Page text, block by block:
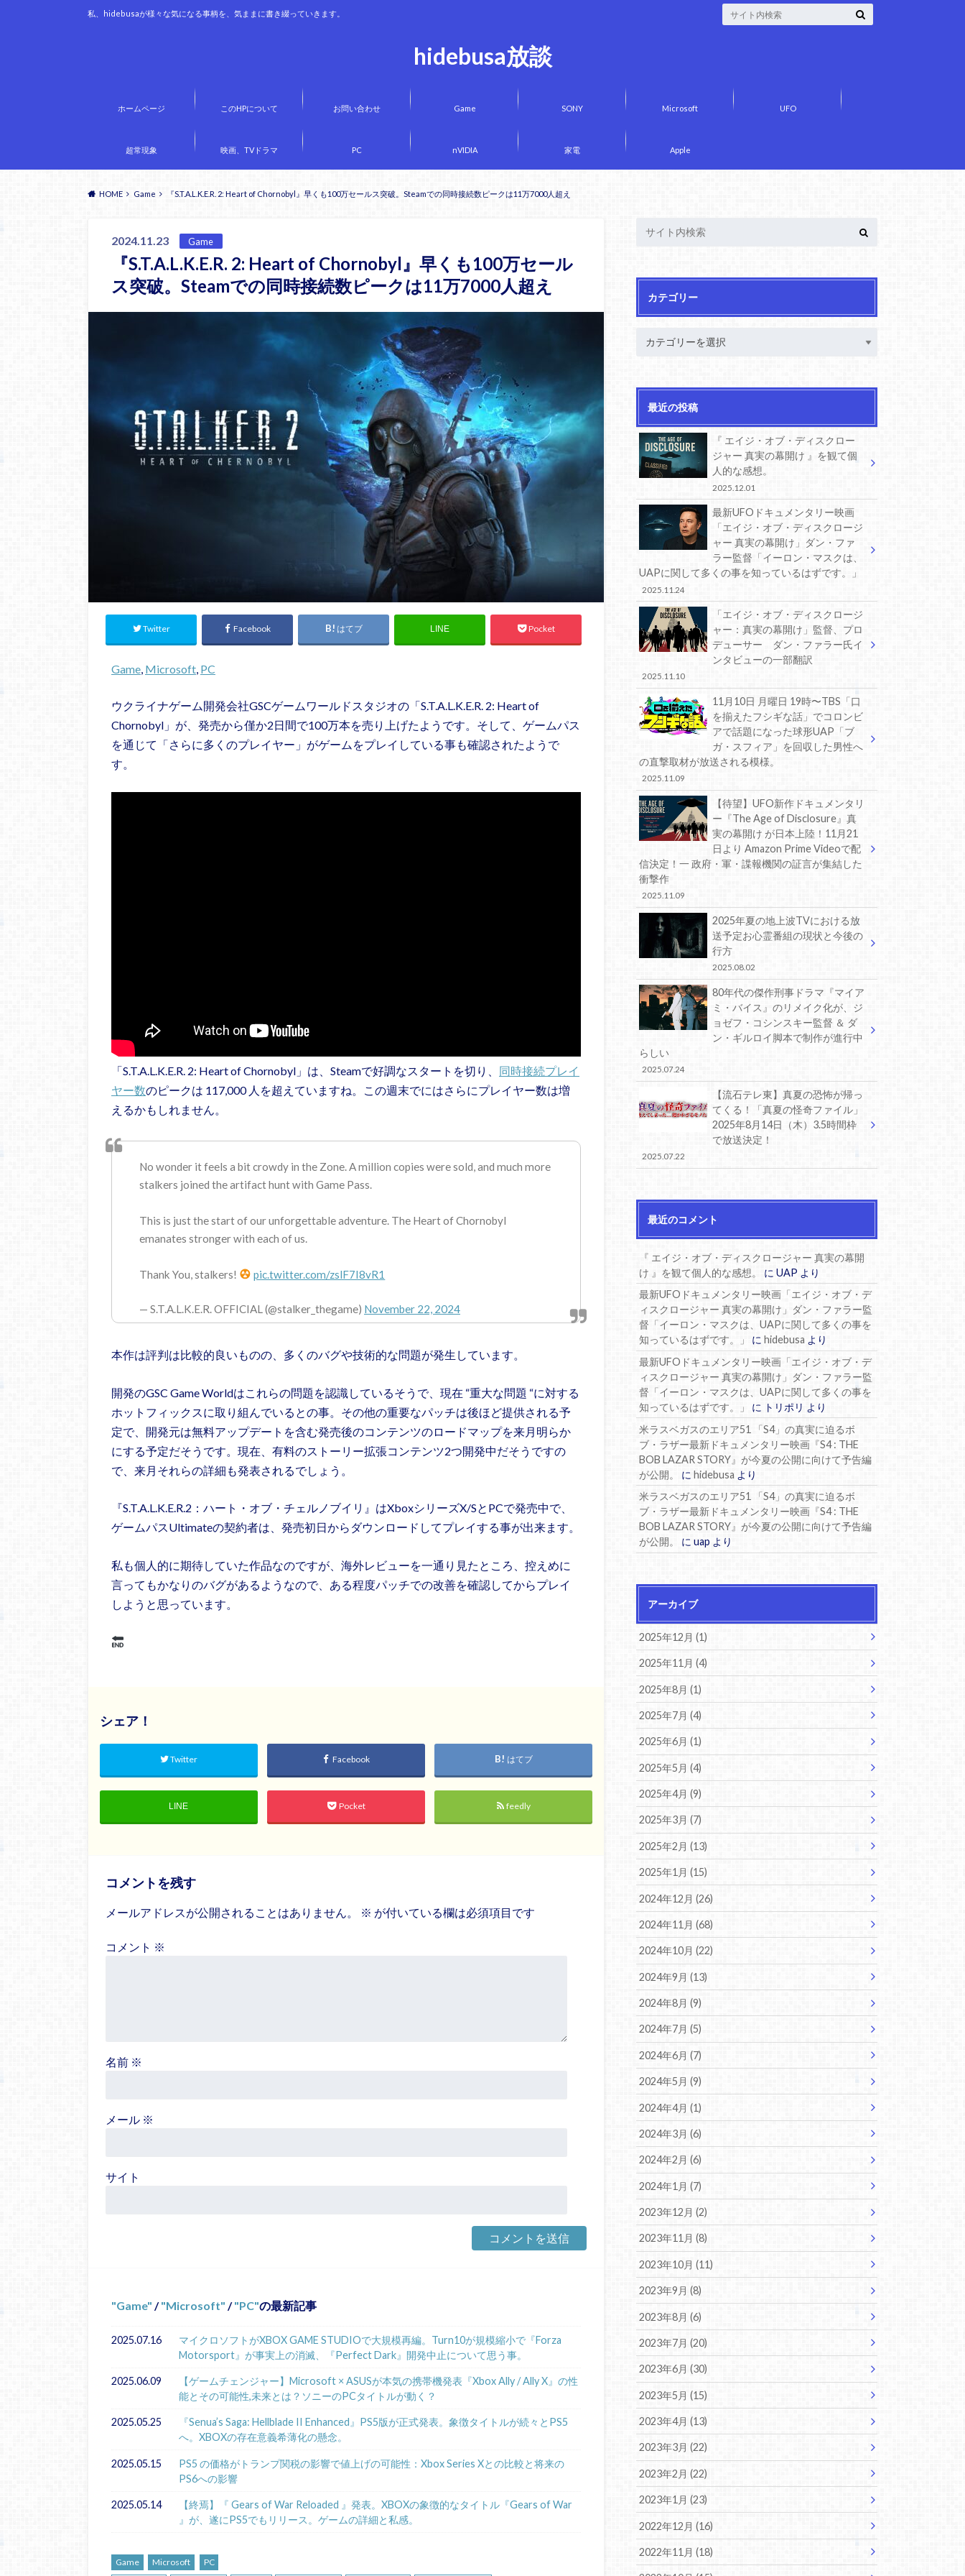
hidebusa放談
私、hidebusaが様々な気になる事柄を、気ままに書き綴っていきます。
ホームページ このHPについて お問い合わせ Game SONY Microsoft UFO
超常現象 映画、TVドラマ PC nVIDIA 家電 Apple
HOME Game 『S.T.A.L.K.E.R. 2: Heart of Chornobyl』早くも100万セールス突破。Steamでの同時接続数ピークは11万7000人超え
2024.11.23 Game
『S.T.A.L.K.E.R. 2: Heart of Chornobyl』早くも100万セール
ス突破。Steamでの同時接続数ピークは11万7000人超え
Twitter Facebook はてブ LINE Pocket
Game Microsoft PC
ウクライナゲーム開発会社GSCゲームワールドスタジオの「S.T.A.L.K.E.R. 2: Heart of
Chornobyl」が、発売から僅か2日間で100万本を売り上げたようです。そして、ゲームパス
を通じて「さらに多くのプレイヤー」がゲームをプレイしている事も確認されたようで
す。
「S.T.A.L.K.E.R. 2: Heart of Chornobyl」は、Steamで好調なスタートを切り、 同時接続プレイ
ヤー数のピークは 117,000 人を超えていますね。この週末でにはさらにプレイヤー数は増
えるかもしれません。
No wonder it feels a bit crowdy in the Zone. A million copies were sold, and much more
stalkers joined the artifact hunt with Game Pass.
This is just the start of our unforgettable adventure. The Heart of Chornobyl
emanates stronger with each of us.
Thank You, stalkers! pic.twitter.com/zslF7I8vR1
— S.T.A.L.K.E.R. OFFICIAL (@stalker_thegame) November 22, 2024
本作は評判は比較的良いものの、多くのバグや技術的な問題が発生しています。
開発のGSC Game Worldはこれらの問題を認識しているそうで、現在 “重大な問題 “に対する
ホットフィックスに取り組んでいるとの事。その他の重要なパッチは後ほど提供される予
定で、開発元は無料アップデートを含む発売後のコンテンツのロードマップを来月明らか
にする予定だそうです。現在、有料のストーリー拡張コンテンツ2つ開発中だそうですの
で、来月それらの詳細も発表されるでしょう。
『S.T.A.L.K.E.R.2：ハート・オブ・チェルノブイリ』はXboxシリーズX/SとPCで発売中で、
ゲームパスUltimateの契約者は、発売初日からダウンロードしてプレイする事が出来ます。
私も個人的に期待していた作品なのですが、海外レビューを一通り見たところ、控えめに
言ってもかなりのバグがあるようなので、ある程度パッチでの改善を確認してからプレイ
しようと思っています。
シェア！
Twitter Facebook はてブ
LINE Pocket feedly
コメントを残す
メールアドレスが公開されることはありません。 ※ が付いている欄は必須項目です
コメント ※
名前 ※
メール ※
サイト
Game / Microsoft / PC の最新記事
2025.07.16
マイクロソフトがXBOX GAME STUDIOで大規模再編。Turn10が規模縮小で『Forza
Motorsport』が事実上の消滅、『Perfect Dark』開発中止について思う事。
2025.06.09
【ゲームチェンジャー】Microsoft × ASUSが本気の携帯機発表『Xbox Ally / Ally X』の性
能とその可能性,未来とは？ソニーのPCタイトルが動く？
2025.05.25
『Senua’s Saga: Hellblade II Enhanced』PS5版が正式発表。象徴タイトルが続々とPS5
へ。XBOXの存在意義希薄化の懸念。
2025.05.15
PS5 の価格がトランプ関税の影響で値上げの可能性：Xbox Series Xとの比較と将来の
PS6への影響
2025.05.14
【終焉】『 Gears of War Reloaded 』発表。XBOXの象徴的なタイトル『Gears of War
』が、遂にPS5でもリリース。ゲームの詳細と私感。
Game Microsoft PC
カテゴリー
最近の投稿
『 エイジ・オブ・ディスクロー
ジャー 真実の幕開け 』を観て個
人的な感想。
2025.12.01
最新UFOドキュメンタリー映画
「エイジ・オブ・ディスクロージ
ャー 真実の幕開け」ダン・ファ
ラー監督「イーロン・マスクは、
UAPに関して多くの事を知っているはずです。」
2025.11.24
「エイジ・オブ・ディスクロージ
ャー：真実の幕開け」監督、プロ
デューサー ダン・ファラー氏イ
ンタビューの一部翻訳
2025.11.10
11月10日 月曜日 19時〜TBS「口
を揃えたフシギな話」でコロンビ
アで話題になった球形UAP「ブ
ガ・スフィア」を回収した男性へ
の直撃取材が放送される模様。
2025.11.09
【待望】UFO新作ドキュメンタリ
ー『The Age of Disclosure』真
実の幕開け が日本上陸！11月21
日より Amazon Prime Videoで配
信決定！一 政府・軍・諜報機関の証言が集結した
衝撃作
2025.11.09
2025年夏の地上波TVにおける放
送予定お心霊番組の現状と今後の
行方
2025.08.02
80年代の傑作刑事ドラマ『マイア
ミ・バイス』のリメイク化が、ジ
ョゼフ・コシンスキー監督 ＆ ダ
ン・ギルロイ脚本で制作が進行中
らしい
2025.07.24
【流石テレ東】真夏の恐怖が帰っ
てくる！「真夏の怪奇ファイル」
2025年8月14日（木）3.5時間枠
で放送決定！
2025.07.22
最近のコメント
『 エイジ・オブ・ディスクロージャー 真実の幕開
け 』を観て個人的な感想。
にUAP より
最新UFOドキュメンタリー映画「エイジ・オブ・デ
ィスクロージャー 真実の幕開け」ダン・ファラー監
督「イーロン・マスクは、UAPに関して多くの事を
知っているはずです。」
にhidebusa より
最新UFOドキュメンタリー映画「エイジ・オブ・デ
ィスクロージャー 真実の幕開け」ダン・ファラー監
督「イーロン・マスクは、UAPに関して多くの事を
知っているはずです。」
に トリポリ より
米ラスベガスのエリア51 「S4」の真実に迫るボ
ブ・ラザー最新ドキュメンタリー映画『S4 : THE
BOB LAZAR STORY』が今夏の公開に向けて予告編
が公開。
にhidebusa より
米ラスベガスのエリア51 「S4」の真実に迫るボ
ブ・ラザー最新ドキュメンタリー映画『S4 : THE
BOB LAZAR STORY』が今夏の公開に向けて予告編
が公開。
にuap より
アーカイブ
2025年12月 (1)
2025年11月 (4)
2025年8月 (1)
2025年7月 (4)
2025年6月 (1)
2025年5月 (4)
2025年4月 (9)
2025年3月 (7)
2025年2月 (13)
2025年1月 (15)
2024年12月 (26)
2024年11月 (68)
2024年10月 (22)
2024年9月 (13)
2024年8月 (9)
2024年7月 (5)
2024年6月 (7)
2024年5月 (9)
2024年4月 (1)
2024年3月 (6)
2024年2月 (6)
2024年1月 (7)
2023年12月 (2)
2023年11月 (8)
2023年10月 (11)
2023年9月 (8)
2023年8月 (6)
2023年7月 (20)
2023年6月 (30)
2023年5月 (15)
2023年4月 (13)
2023年3月 (22)
2023年2月 (22)
2023年1月 (23)
2022年12月 (16)
2022年11月 (18)